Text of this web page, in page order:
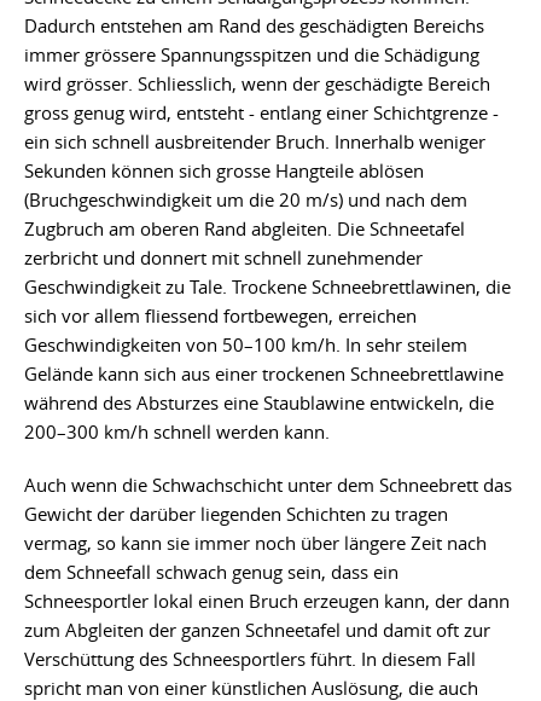
Dadurch entstehen am Rand des geschädigten Bereichs
immer grössere Spannungsspitzen und die Schädigung
wird grösser. Schliesslich, wenn der geschädigte Bereich
gross genug wird, entsteht - entlang einer Schichtgrenze -
ein sich schnell ausbreitender Bruch. Innerhalb weniger
Sekunden können sich grosse Hangteile ablösen
(Bruchgeschwindigkeit um die 20 m/s) und nach dem
Zugbruch am oberen Rand abgleiten. Die Schneetafel
zerbricht und donnert mit schnell zunehmender
Geschwindigkeit zu Tale. Trockene Schneebrettlawinen, die
sich vor allem fliessend fortbewegen, erreichen
Geschwindigkeiten von 50–100 km/h. In sehr steilem
Gelände kann sich aus einer trockenen Schneebrettlawine
während des Absturzes eine Staublawine entwickeln, die
200–300 km/h schnell werden kann.
Auch wenn die Schwachschicht unter dem Schneebrett das
Gewicht der darüber liegenden Schichten zu tragen
vermag, so kann sie immer noch über längere Zeit nach
dem Schneefall schwach genug sein, dass ein
Schneesportler lokal einen Bruch erzeugen kann, der dann
zum Abgleiten der ganzen Schneetafel und damit oft zur
Verschüttung des Schneesportlers führt. In diesem Fall
spricht man von einer künstlichen Auslösung, die auch